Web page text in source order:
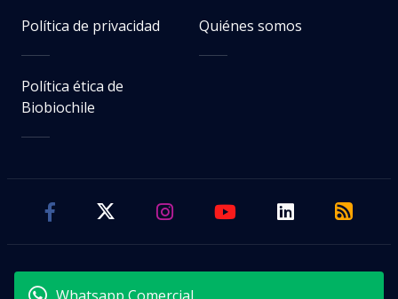
Política de privacidad Quiénes somos
Política ética de
Biobiochile